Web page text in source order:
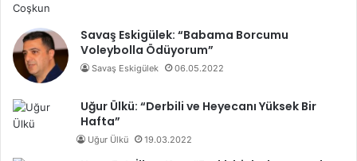
Savaş Eskigülek: “Babama Borcumu
Voleybolla Ödüyorum”
Savaş Eskigülek 06.05.2022
Uğur Ülkü: “Derbili ve Heyecanı Yüksek Bir
Hafta”
Uğur Ülkü 19.03.2022